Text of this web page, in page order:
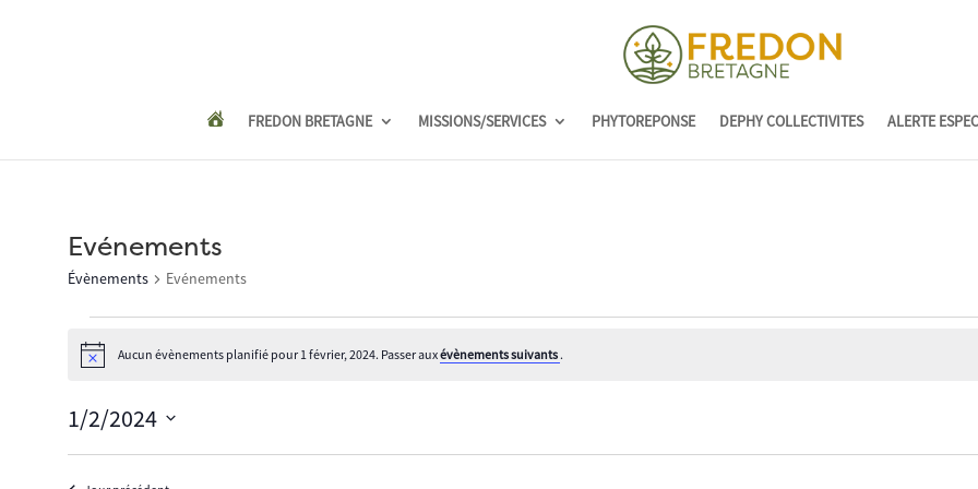
FREDON BRETAGNE MISSIONS/SERVICES PHYTOREPONSE DEPHY COLLECTIVITES ALERTE
Evénements
Évènements Evénements
for
février,
Notice Aucun évènements planifié pour 1 février, 2024. Passer auxévènements suivants.
1/2/2024